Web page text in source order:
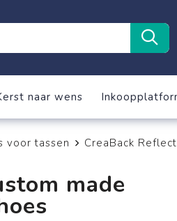
naar wens
voor tassen CreaBack
made